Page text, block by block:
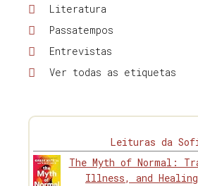
Literatura
Passatempos
Entrevistas
Ver todas as etiquetas
Leituras da
The Myth of Normal:
Illness, and